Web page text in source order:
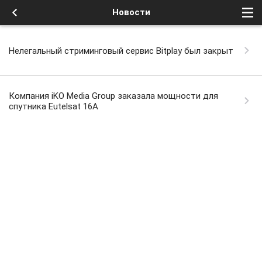
Новости
Нелегальный стриминговый сервис Bitplay был закрыт
Компания iKO Media Group заказала мощности для
спутника Eutelsat 16A